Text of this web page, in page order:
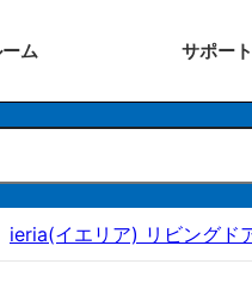
ム サポート
ieria(イエリア) リビングド